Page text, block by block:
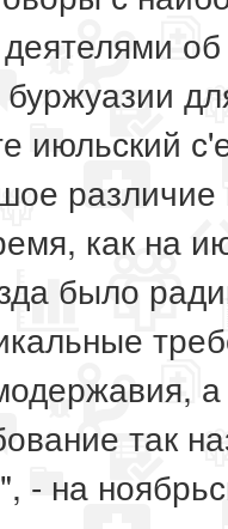
июльский
как на
было
так
- на